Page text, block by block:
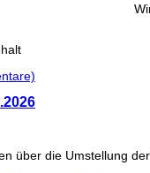
über die Umstellung